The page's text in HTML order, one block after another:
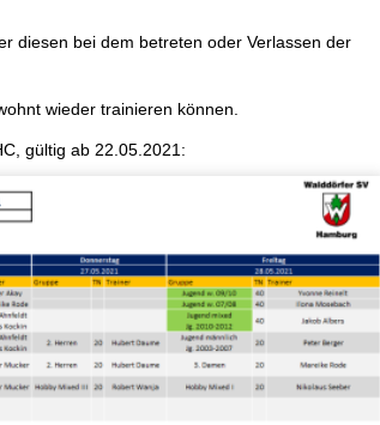
diesen bei dem betreten oder Verlassen der
wieder trainieren können.
gültig ab 22.05.2021: